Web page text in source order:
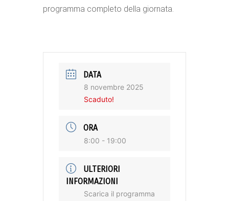
programma completo della giornata.
DATA
8 novembre 2025
Scaduto!
ORA
8:00 - 19:00
ULTERIORI
INFORMAZIONI
Scarica il programma